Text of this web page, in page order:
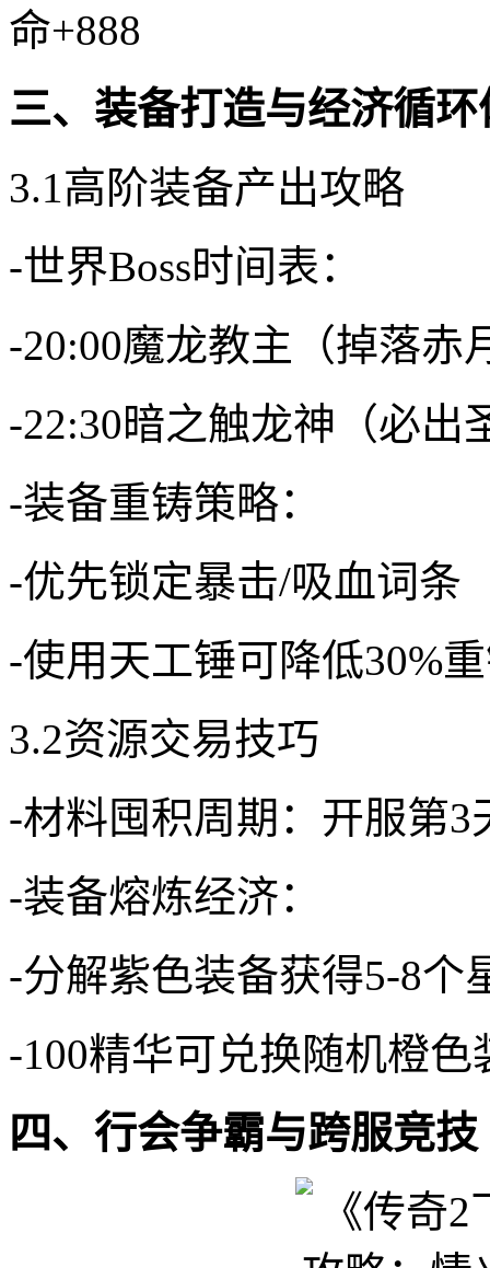
命+888
三、装备打造与经济循环
3.1高阶装备产出攻略
-世界Boss时间表：
-20:00魔龙教主（掉落赤
-22:30暗之触龙神（必出
-装备重铸策略：
-优先锁定暴击/吸血词条
-使用天工锤可降低30%
3.2资源交易技巧
-材料囤积周期：开服第
-装备熔炼经济：
-分解紫色装备获得5-8个
-100精华可兑换随机橙色
四、行会争霸与跨服竞技